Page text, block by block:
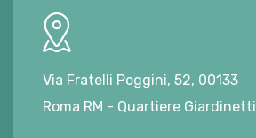
Via Fratelli Poggini, 52, 00133
Roma RM - Quartiere Giardinetti